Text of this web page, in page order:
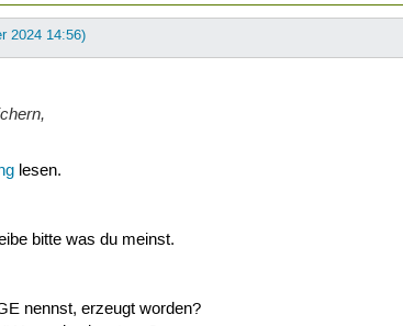
2024 14:56)
lesen.
bitte was du meinst.
nennst, erzeugt worden?